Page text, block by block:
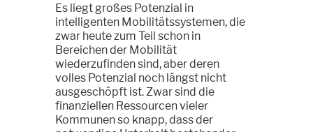
Es liegt großes Potenzial in
intelligenten Mobilitätssystemen, die
zwar heute zum Teil schon in
Bereichen der Mobilität
wiederzufinden sind, aber deren
volles Potenzial noch längst nicht
ausgeschöpft ist. Zwar sind die
finanziellen Ressourcen vieler
Kommunen so knapp, dass der